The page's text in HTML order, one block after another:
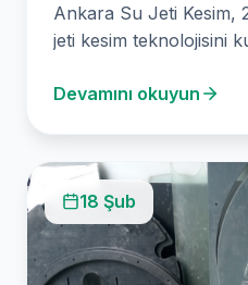
Ankara Su Jeti Kesim,
jeti kesim teknolojisini
çözüm…
Devamını okuyun
18 Şub